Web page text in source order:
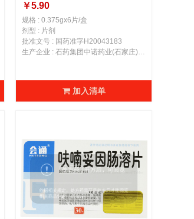
￥5.90
规格 : 0.375gx6片/盒
剂型 : 片剂
批准文号 : 国药准字H20043183
生产企业 : 石药集团中诺药业(石家庄)有限公司
加入清单